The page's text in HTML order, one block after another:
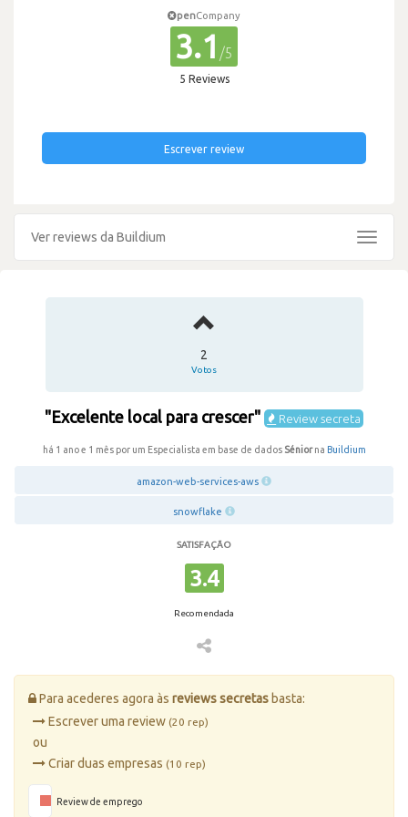
penCompany
3.1 /5
5 Reviews
Escrever review
Ver reviews da Buildium
Toggle
2
Votos
"Excelente local para crescer" Review secreta
há 1 ano e 1 mês por um Especialista em base de dados Séniorna Buildium
amazon-web-services-aws
snowflake
SATISFAÇÃO
3.4
Recomendada
Para acederes agora às reviews secretas basta:
Escrever uma review (20 rep)
ou
Criar duas empresas (10 rep)
Review de emprego